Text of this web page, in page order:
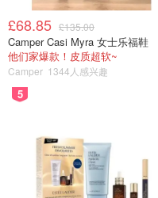
在英国要把一年四季的衣
点非常的办法还真是一件
好，女生的衣柜里总是缺
裙子买了新裙子之后，又
之后又想为整套衣服搭配
尤其在英国，省钱快报经
瞬间~所以怎样整理衣柜
君就为大家推荐亚马逊
£68.85 £135.00
Camper Casi Myra 女士乐福鞋
他们家爆款！皮质超软~
Camper 1344人感兴趣
5